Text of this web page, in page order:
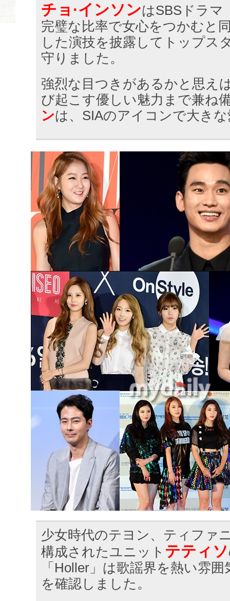
チョ·インソンはSBSドラマ
完璧な比率で女心をつかむと
した演技を披露してトップス
守りました。
強烈な目つきがあるかと思え
び起こす優しい魅力まで兼ね
ンは、SIAのアイコンで大き
少女時代のテヨン、ティファ
構成されたユニット テティソ
「Holler」は歌謡界を熱い雰
を確認しました。